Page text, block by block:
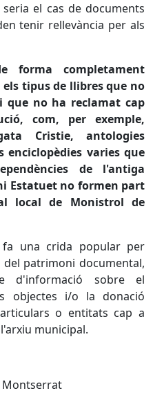
el cas de documents
tenir rellevància per als
forma completament
tipus de llibres que no
no ha reclamat cap
com, per exemple,
Cristie, antologies
enciclopèdies variesque
de l'antiga
Estatuetno formen part
local de Monistrol de
fa una crida popular per
del patrimoni documental,
d'informació sobre el
objectes i/o la donació
o entitats cap a
municipal.
Montserrat